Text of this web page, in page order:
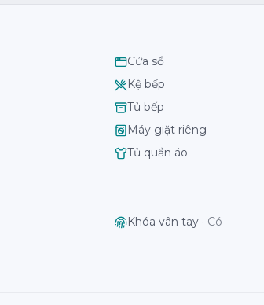
Cửa sổ
Kệ bếp
Tủ bếp
Máy giặt riêng
Tủ quần áo
Khóa vân tay · Có